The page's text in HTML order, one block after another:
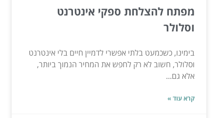
מפתח להצלחת ספקי אינטרנט
וסלולר
בימינו, כשכמעט בלתי אפשרי לדמיין חיים בלי אינטרנט
וסלולר, חשוב לא רק לחפש את המחיר הנמוך ביותר,
אלא גם...
קרא עוד »